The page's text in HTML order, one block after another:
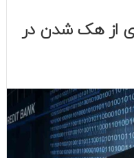
از هک شدن در